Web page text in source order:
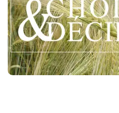
pour les semis 2026
Retrouvez nos préconisations
l'orge d'hiver en Normandie
06 AOÛT 2026